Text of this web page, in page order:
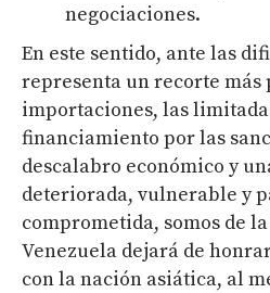
negociaciones.
En este sentido, ante las
representa un recorte
importaciones, las
financiamiento por las
descalabro económico y
deteriorada, vulnerable y
comprometida, somos de
Venezuela dejará de
con la nación asiática, al